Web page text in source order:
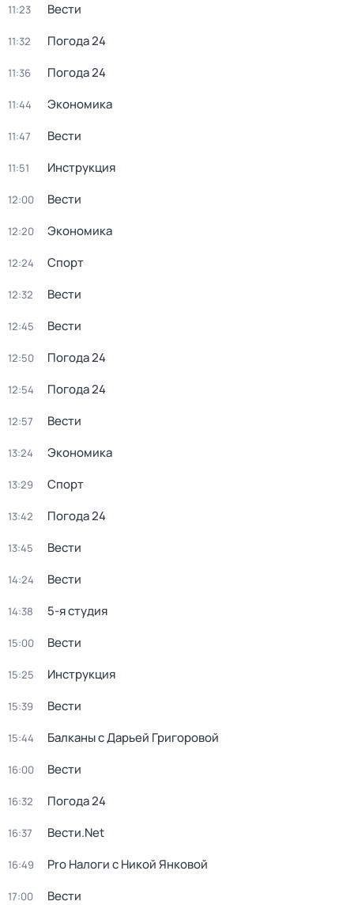
11:23 Вести
11:32 Погода 24
11:36 Погода 24
11:44 Экономика
11:47 Вести
11:51 Инструкция
12:00 Вести
12:20 Экономика
12:24 Спорт
12:32 Вести
12:45 Вести
12:50 Погода 24
12:54 Погода 24
12:57 Вести
13:24 Экономика
13:29 Спорт
13:42 Погода 24
13:45 Вести
14:24 Вести
14:38 5-я студия
15:00 Вести
15:25 Инструкция
15:39 Вести
15:44 Балканы с Дарьей Григоровой
16:00 Вести
16:32 Погода 24
16:37 Вести.Net
16:49 Pro Налоги с Никой Янковой
17:00 Вести